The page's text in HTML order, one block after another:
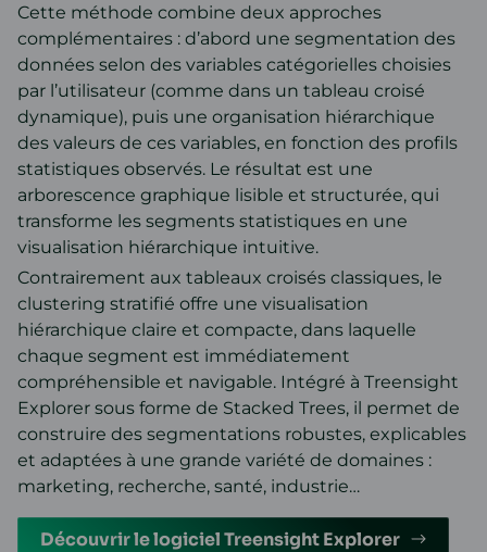
Cette méthode combine deux approches
complémentaires : d’abord une segmentation des
données selon des variables catégorielles choisies
par l’utilisateur (comme dans un tableau croisé
dynamique), puis une organisation hiérarchique
des valeurs de ces variables, en fonction des profils
statistiques observés. Le résultat est une
arborescence graphique lisible et structurée, qui
transforme les segments statistiques en une
visualisation hiérarchique intuitive.
Contrairement aux tableaux croisés classiques, le
clustering stratifié offre une visualisation
hiérarchique claire et compacte, dans laquelle
chaque segment est immédiatement
compréhensible et navigable. Intégré à Treensight
Explorer sous forme de Stacked Trees, il permet de
construire des segmentations robustes, explicables
et adaptées à une grande variété de domaines :
marketing, recherche, santé, industrie…
Découvrir le logiciel Treensight Explorer